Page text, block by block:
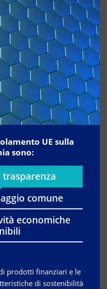
UE sulla
sono:
comune
economiche
prodotti finanziari e le
di sostenibilità